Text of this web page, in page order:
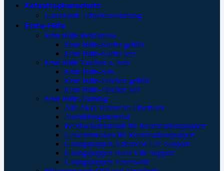
Katastrophenschutz
Unterkunft / Objektausstattung
Erste-Hilfe
Erste Hilfe Behältnisse
Erste Hilfe-Koffer gefüllt
Erste Hilfe-Koffer leer
Erste Hilfe Taschen u. Sets
Erste Hilfe-Sets
Erste Hilfe-Taschen gefüllt
Erste Hilfe-Taschen leer
Erste Hilfe-Training
Alle AED Trainer im Überblick
Ausbildungsmaterial
Feedbackelektronik für Reanimationspuppen
Gesichtsmasken für Reanimationspuppen
Übungspuppen Advanced Life Support
Übungspuppen Basic Life Support
Übungspuppen Feuerwehr